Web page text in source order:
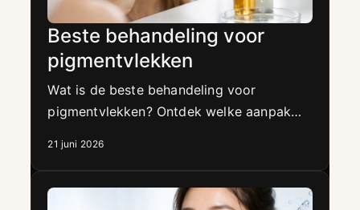
Beste behandeling voor
pigmentvlekken
Wat is de beste behandeling voor
pigmentvlekken? Ontdek welke aanpak
acne vlekjes.
21 juni 2026